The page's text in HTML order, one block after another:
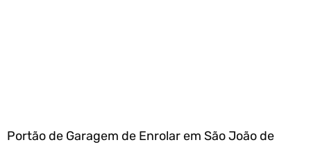
Portão de Garagem de Enrolar em São João de